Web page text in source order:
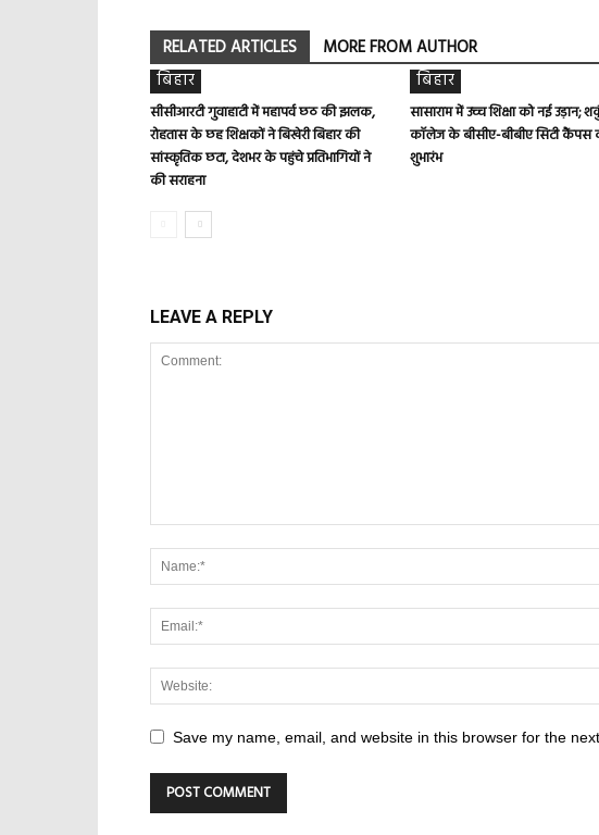
RELATED ARTICLES
MORE FROM AUTHOR
बिहार
सीसीआरटी गुवाहाटी में महापर्व छठ की झलक,
रोहतास के छह शिक्षकों ने बिखेरी बिहार की
सांस्कृतिक छटा, देशभर के पहुंचे प्रतिभागियों ने
की सराहना
बिहार
सासाराम में उच्च शिक्षा को नई उड़ान;
कॉलेज के बीसीए-बीबीए सिटी कैंपस
शुभारंभ
LEAVE A REPLY
Save my name, email, and website in this browser for the